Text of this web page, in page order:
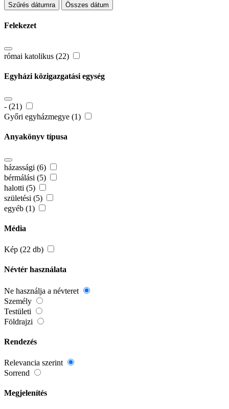
Szűrés dátumra Összes dátum
Felekezet
római katolikus (22)
Egyházi közigazgatási egység
- (21)
Győri egyházmegye (1)
Anyakönyv típusa
házassági (6)
bérmálási (5)
halotti (5)
születési (5)
egyéb (1)
Média
Kép (22 db)
Névtér használata
Ne használja a névteret
Személy
Testületi
Földrajzi
Rendezés
Relevancia szerint
Sorrend
Megjelenítés